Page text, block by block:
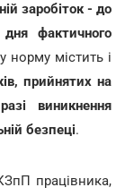
заробіток - до
фактичного
норму містить і
прийнятих на
виникнення
безпеці.
працівника,